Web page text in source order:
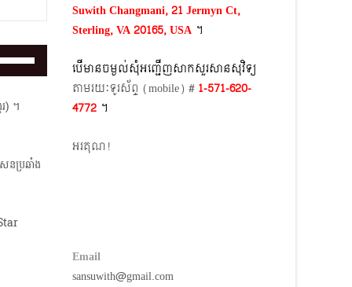
) ។
នប្រឆាំង
Suwith Changmani, 21 Jermyn Ct,
Sterling, VA 20165, USA ។​
បើមានចម្ងល់​សុំអញ្ជើញសាកសួរសានសុវិទ្យ
តាមរយៈទូរស័ព្ទ​ (mobile)​ # 1-571-620-
4772​ ។
អរគុណ!
Email
sansuwith@gmail.com